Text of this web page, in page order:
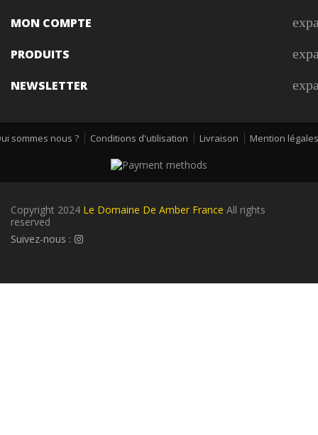
MON COMPTE
PRODUITS
NEWSLETTER
sommes nous ? Conditions d'utilisation Livraison Mention légales
Copyright 2024 Le Domaine De Amber France All rights
reserved
Suivez-nous :